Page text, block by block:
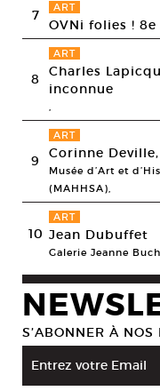
7 ART
OVNi folies !
8
ART
Charles
inconnue
,
9
ART
Corinne
Musée d’Art et
(MAHHSA),
10
ART
Jean Dubuffet
Galerie Jeanne
S’ABONNER À NOS